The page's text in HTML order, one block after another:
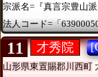
宗派名=『真言宗豊山派
法人コード=「
11 才秀院
山形県東置賜郡川西町